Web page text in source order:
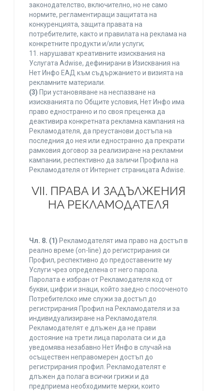
законодателство, включително, но не само
нормите, регламентиращи защитата на
конкуренцията, защита правата на
потребителите, както и правилата на реклама на
конкретните продукти и/или услуги;
11. нарушават креативните изисквания на
Услугата Adwise, дефинирани в Изисквания на
Нет Инфо ЕАД към съдържанието и визията на
рекламните материали.
(3) При установяване на неспазване на
изискванията по Общите условия, Нет Инфо има
право едностранно и по своя преценка да
деактивира конкретната рекламна кампания на
Рекламодателя, да преустанови достъпа на
последния до нея или едностранно да прекрати
рамковия договор за реализиране на рекламни
кампании, респективно да заличи Профила на
Рекламодателя от Интернет страницата Adwise.
VII. ПРАВА И ЗАДЪЛЖЕНИЯ
НА РЕКЛАМОДАТЕЛЯ
Чл. 8. (1) Рекламодателят има право на достъп в
реално време (on-line) до регистрирания си
Профил, респективно до предоставените му
Услуги чрез определена от него парола.
Паролата е избран от Рекламодателя код от
букви, цифри и знаци, който заедно с посоченото
Потребителско име служи за достъп до
регистрирания Профил на Рекламодателя и за
индивидуализиране на Рекламодателя.
Рекламодателят е длъжен да не прави
достояние на трети лица паролата си и да
уведомява незабавно Нет Инфо в случай на
осъществен неправомерен достъп до
регистрирания профил. Рекламодателят е
длъжен да полага всички грижи и да
предприема необходимите мерки, които